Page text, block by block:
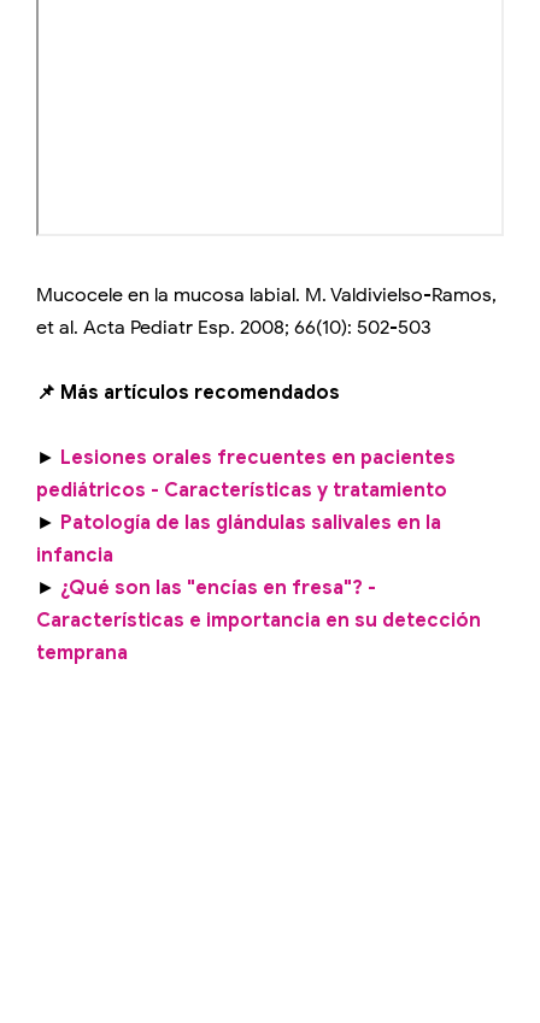
Mucocele en la mucosa labial. M. Valdivielso-Ramos,
et al. Acta Pediatr Esp. 2008; 66(10): 502-503
📌 Más artículos recomendados
► Lesiones orales frecuentes en pacientes
pediátricos - Características y tratamiento
► Patología de las glándulas salivales en la
infancia
► ¿Qué son las "encías en fresa"? -
Características e importancia en su detección
temprana